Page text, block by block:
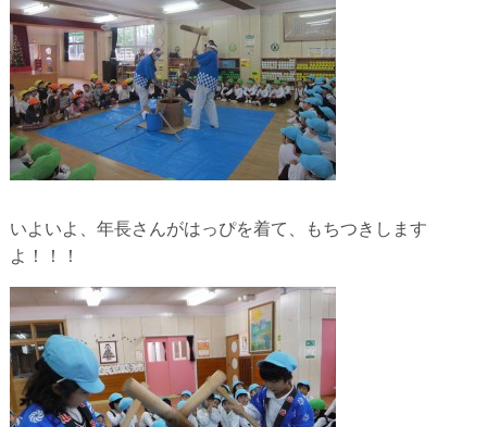
いよいよ、年長さんがはっぴを着て、もちつきします
よ！！！